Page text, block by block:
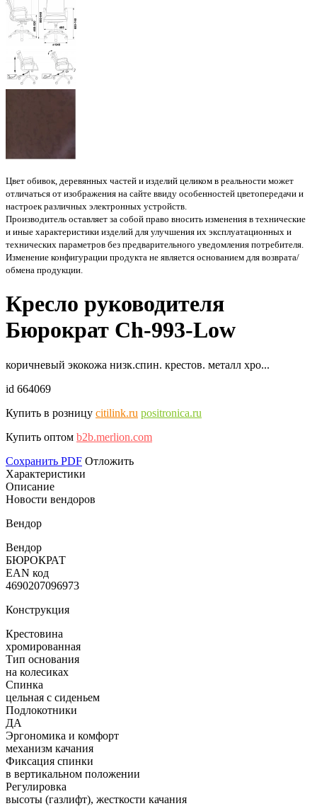
Цвет обивок, деревянных частей и изделий целиком в реальности может
отличаться от изображения на сайте ввиду особенностей цветопередачи и
настроек различных электронных устройств.
Производитель оставляет за собой право вносить изменения в технические
и иные характеристики изделий для улучшения их эксплуатационных и
технических параметров без предварительного уведомления потребителя.
Изменение конфигурации продукта не является основанием для возврата/
обмена продукции.
Кресло руководителя
Бюрократ Ch-993-Low
коричневый экокожа низк.спин. крестов. металл хро...
id 664069
Купить в розницу citilink.ru positronica.ru
Купить оптом b2b.merlion.com
Сохранить PDF Отложить
Характеристики
Описание
Новости вендоров
Вендор
Вендор
БЮРОКРАТ
EAN код
4690207096973
Конструкция
Крестовина
хромированная
Тип основания
на колесиках
Спинка
цельная с сиденьем
Подлокотники
ДА
Эргономика и комфорт
механизм качания
Фиксация спинки
в вертикальном положении
Регулировка
высоты (газлифт), жесткости качания